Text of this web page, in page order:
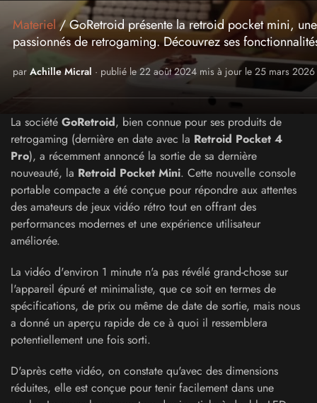
Materiel / GoRetroid présente la retroid pocket mini,
passionnés de retrogaming. Découvrez ses
par Achille Micral · publié le 22 août 2024 mis à jour le 25 mars 2026
La société GoRetroid, bien connue pour ses produits de
retrogaming (dernière en date avec la Retroid Pocket 4
Pro), a récemment annoncé la sortie de sa dernière
nouveauté, la Retroid Pocket Mini. Cette nouvelle console
portable compacte a été conçue pour répondre aux attentes
des amateurs de jeux vidéo rétro tout en offrant des
performances modernes et une expérience utilisateur
améliorée.
La vidéo d'environ 1 minute n'a pas révélé grand-chose sur
l'appareil épuré et minimaliste, que ce soit en termes de
spécifications, de prix ou même de date de sortie, mais nous
a donné un aperçu rapide de ce à quoi il ressemblera
potentiellement une fois sorti.
D'après cette vidéo, on constate qu'avec des dimensions
réduites, elle est conçue pour tenir facilement dans une